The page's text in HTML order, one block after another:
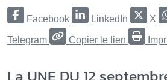
Facebook LinkedIn X
Telegram Copier le lien